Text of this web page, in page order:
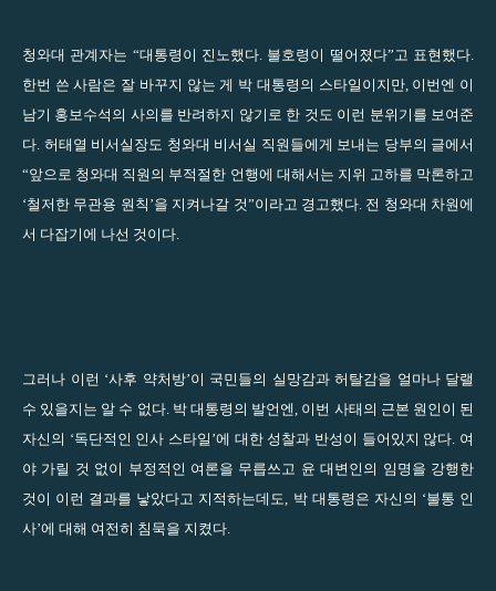
청와대 관계자는 “대통령이 진노했다. 불호령이 떨어졌다”고 표현했다.
한번 쓴 사람은 잘 바꾸지 않는 게 박 대통령의 스타일이지만, 이번엔 이
남기 홍보수석의 사의를 반려하지 않기로 한 것도 이런 분위기를 보여준
다. 허태열 비서실장도 청와대 비서실 직원들에게 보내는 당부의 글에서
“앞으로 청와대 직원의 부적절한 언행에 대해서는 지위 고하를 막론하고
‘철저한 무관용 원칙’을 지켜나갈 것”이라고 경고했다. 전 청와대 차원에
서 다잡기에 나선 것이다.
그러나 이런 ‘사후 약처방’이 국민들의 실망감과 허탈감을 얼마나 달랠
수 있을지는 알 수 없다. 박 대통령의 발언엔, 이번 사태의 근본 원인이 된
자신의 ‘독단적인 인사 스타일’에 대한 성찰과 반성이 들어있지 않다. 여
야 가릴 것 없이 부정적인 여론을 무릅쓰고 윤 대변인의 임명을 강행한
것이 이런 결과를 낳았다고 지적하는데도, 박 대통령은 자신의 ‘불통 인
사’에 대해 여전히 침묵을 지켰다.